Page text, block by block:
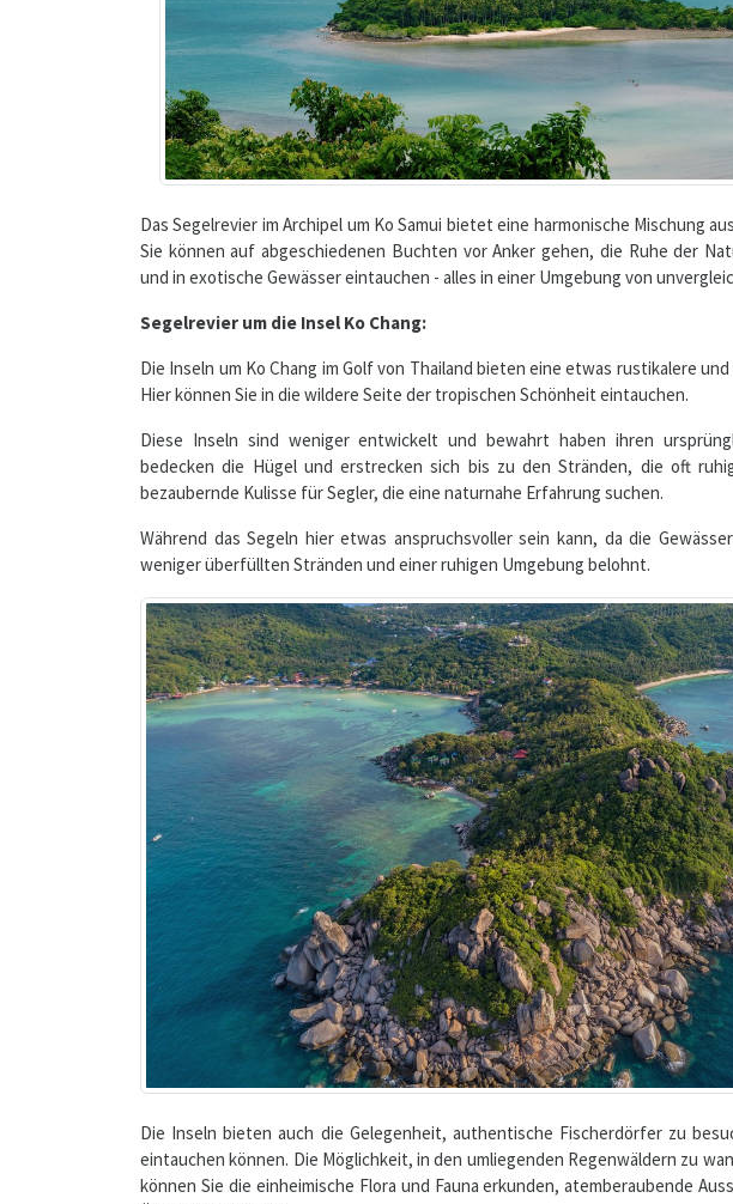
Das Segelrevier im Archipel um Ko Samui bietet eine harmonische Mischung
Sie können auf abgeschiedenen Buchten vor Anker gehen, die Ruhe der
Segelrevier um die Insel Ko Chang:
Hier können Sie in die wildere Seite der tropischen Schönheit eintauchen.
Diese Inseln sind weniger entwickelt und bewahrt haben ihren
bedecken die Hügel und erstrecken sich bis zu den Stränden, die oft
Während das Segeln hier etwas anspruchsvoller sein kann, da die
weniger überfüllten Stränden und einer ruhigen Umgebung belohnt.
Die Inseln bieten auch die Gelegenheit, authentische Fischerdörfer zu
eintauchen können. Die Möglichkeit, in den umliegenden Regenwäldern zu
Ökosystem erleben.
Insgesamt bieten die Segelreviere um die Inseln um Ko Chang eine Rückkehr